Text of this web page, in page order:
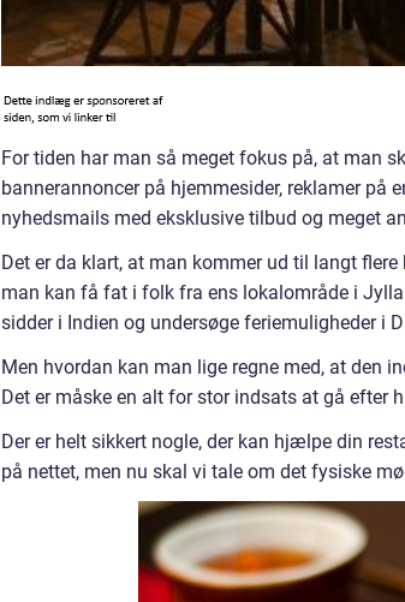
For tiden har man så meget fokus på, at man
bannerannoncer på hjemmesider, reklamer på
nyhedsmails med eksklusive tilbud og meget
Det er da klart, at man kommer ud til langt
man kan få fat i folk fra ens lokalområde i
sidder i Indien og undersøge feriemuligheder i
Men hvordan kan man lige regne med, at den
Det er måske en alt for stor indsats at gå efter
Der er helt sikkert nogle, der kan hjælpe din
på nettet, men nu skal vi tale om det fysiske